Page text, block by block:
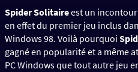
Spider Solitaireest un
en effet du premier jeu inclus
Windows 98. Voilà pourquoi
gagné en popularité et a même
PC Windows que tout autre jeu